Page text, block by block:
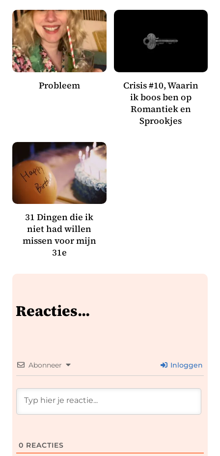
Probleem
Crisis #10, Waarin
ik boos ben op
Romantiek en
Sprookjes
31 Dingen die ik
niet had willen
missen voor mijn
31e
Reacties...
Abonneer Inloggen
0 REACTIES